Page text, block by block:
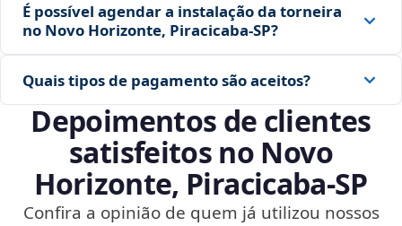
É possível agendar a instalação da torneira
no Novo Horizonte, Piracicaba‑SP?
Quais tipos de pagamento são aceitos?
Depoimentos de clientes
satisfeitos no Novo
Horizonte, Piracicaba‑SP
Confira a opinião de quem já utilizou nossos